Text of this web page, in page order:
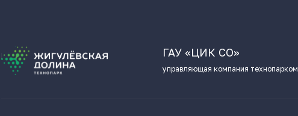
ГАУ «ЦИК СО»
управляющая компания технопарком